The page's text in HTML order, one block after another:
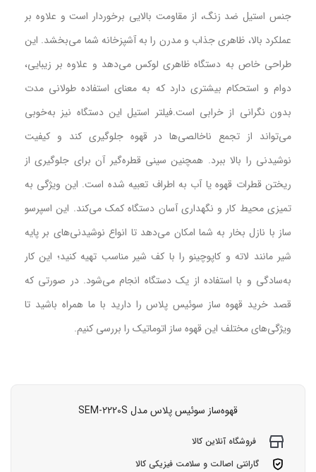
جنس استیل ضد زنگ، از مقاومت بالایی برخوردار است و علاوه بر
عملکرد بالا، ظاهری جذاب و مدرن را به آشپزخانه شما می‌بخشد. این
طراحی خاص به دستگاه ظاهری لوکس می‌دهد و علاوه بر زیبایی،
دوام و استحکام بیشتری دارد که به معنای استفاده طولانی مدت
بدون نگرانی از خرابی است.فیلتر استیل این دستگاه نیز به‌خوبی
می‌تواند از تجمع ناخالصی‌ها در قهوه جلوگیری کند و کیفیت
نوشیدنی را بالا ببرد. همچنین سینی قطره‌گیر آن برای جلوگیری از
ریختن قطرات قهوه یا آب به اطراف تعبیه شده است. این ویژگی به
تمیزی محیط کار و نگهداری آسان دستگاه کمک می‌کند. این اسپرسو
ساز با نازل بخار به شما امکان می‌دهد تا انواع نوشیدنی‌های بر پایه
شیر مانند لاته و کاپوچینو را با کف شیر مناسب تهیه کنید؛ این کار
به‌سادگی و با استفاده از یک دستگاه انجام می‌شود. در صورتی که
قصد خرید قهوه ساز سوئیس پلاس را دارید با ما همراه باشید تا
ویژگی‌های مختلف این قهوه ساز اتوماتیک را بررسی کنیم.
قهوه‌ساز سوئیس پلاس مدل SEM-2220S
فروشگاه آنلاین کالا
گارانتی اصالت و سلامت فیزیکی کالا